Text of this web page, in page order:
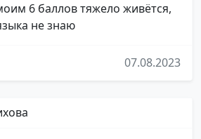
6 баллов тяжело живётся,
не знаю
07.08.2023